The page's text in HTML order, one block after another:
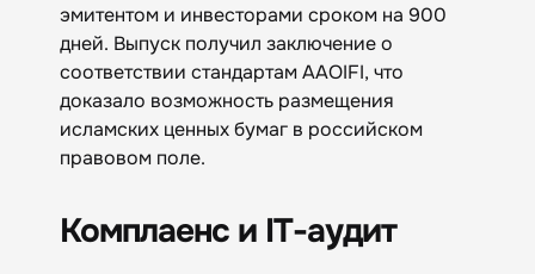
эмитентом и инвесторами сроком на 900
дней. Выпуск получил заключение о
соответствии стандартам AAOIFI, что
доказало возможность размещения
исламских ценных бумаг в российском
правовом поле.
Комплаенс и IT-аудит